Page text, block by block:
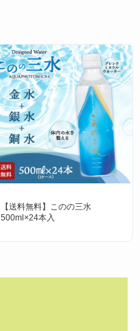
【送料無料】このの三水
500ml×24本入